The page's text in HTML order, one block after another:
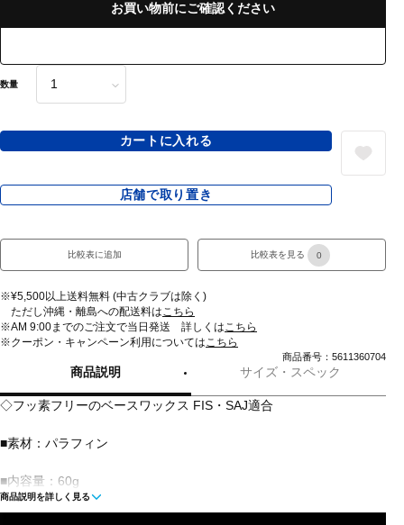
お買い物前にご確認ください
数量
カートに入れる
店舗で取り置き
比較表に追加 比較表を見る 0
※¥5,500以上送料無料 (中古クラブは除く)
ただし沖縄・離島への配送料はこちら
※AM 9:00までのご注文で当日発送 詳しくはこちら
※クーポン・キャンペーン利用についてはこちら
商品番号：5611360704
商品説明 サイズ・スペック
◇フッ素フリーのベースワックス FIS・SAJ適合
■素材：パラフィン
■内容量：60g
商品説明を詳しく見る